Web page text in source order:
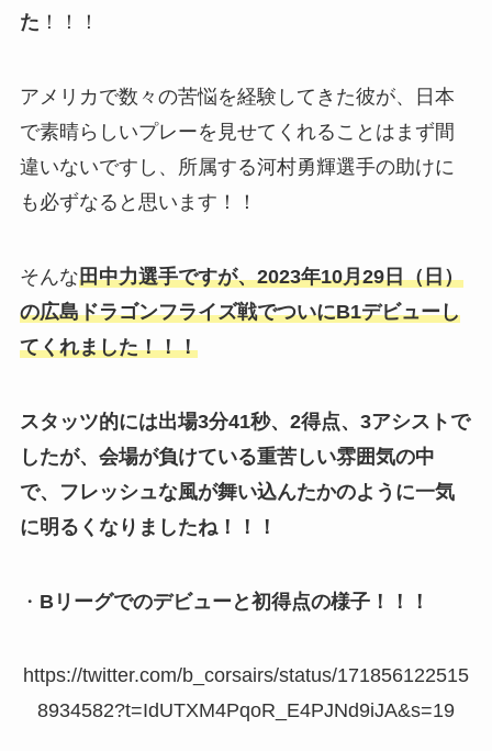
た ！！！
アメリカで数々の苦悩を経験してきた彼が、日本
で素晴らしいプレーを見せてくれることはまず間
違いないですし、所属する河村勇輝選手の助けに
も必ずなると思います！！
そんな田中力選手ですが、2023年10月29日（日）
の広島ドラゴンフライズ戦でついにB1デビューし
てくれました！！！
スタッツ的には出場3分41秒、2得点、3アシストで
したが、会場が負けている重苦しい雰囲気の中
で、フレッシュな風が舞い込んたかのように一気
に明るくなりましたね！！！
・ Bリーグでのデビューと初得点の様子！！！
https://twitter.com/b_corsairs/status/171856122515
8934582?t=IdUTXM4PqoR_E4PJNd9iJA&s=19